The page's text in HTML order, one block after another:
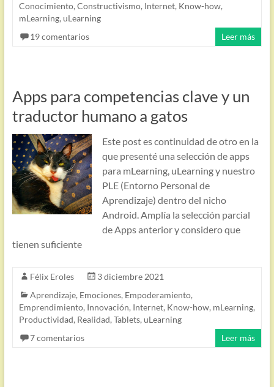
Conocimiento, Constructivismo, Internet, Know-how,
mLearning, uLearning
19 comentarios
Leer más
Apps para competencias clave y un
traductor humano a gatos
Este post es continuidad de otro en la
que presenté una selección de apps
para mLearning, uLearning y nuestro
PLE (Entorno Personal de
Aprendizaje) dentro del nicho
Android. Amplía la selección parcial
de Apps anterior y considero que
tienen suficiente
Félix Eroles
3 diciembre 2021
Aprendizaje, Emociones, Empoderamiento,
Emprendimiento, Innovación, Internet, Know-how, mLearning,
Productividad, Realidad, Tablets, uLearning
7 comentarios
Leer más